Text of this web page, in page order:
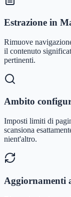
Estrazione in
Rimuove
il contenuto
pertinenti.
Ambito
Imposti limiti di
scansiona
nient'altro.
Aggiornamenti